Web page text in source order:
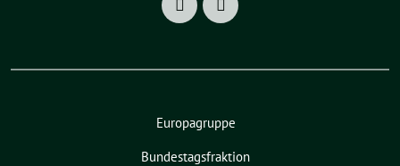
Europagruppe
Bundestagsfraktion